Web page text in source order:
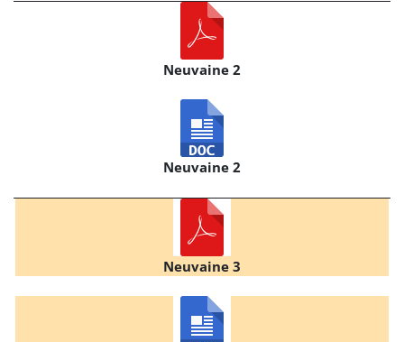
Neuvaine 2
Neuvaine 2
Neuvaine 3